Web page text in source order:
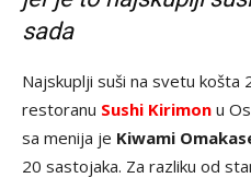
sada
Najskuplji suši na svetu košta
restoranu Sushi Kirimon u
sa menija je Kiwami
20 sastojaka. Za razliku od